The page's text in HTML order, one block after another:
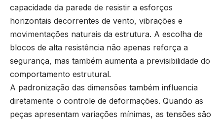
capacidade da parede de resistir a esforços
horizontais decorrentes de vento, vibrações e
movimentações naturais da estrutura. A escolha de
blocos de alta resistência não apenas reforça a
segurança, mas também aumenta a previsibilidade do
comportamento estrutural.
A padronização das dimensões também influencia
diretamente o controle de deformações. Quando as
peças apresentam variações mínimas, as tensões são